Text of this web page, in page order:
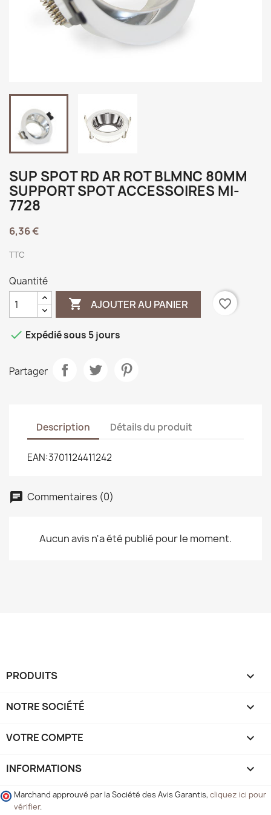
SUP SPOT RD AR ROT BLMNC 80MM
SUPPORT SPOT ACCESSOIRES MI-
7728
6,36 €
TTC
Quantité
 AJOUTER AU PANIER favorite_border
 Expédié sous 5 jours
Partager
Description Détails du produit
EAN:3701124411242
Commentaires (0)
Aucun avis n'a été publié pour le moment.
PRODUITS 
NOTRE SOCIÉTÉ 
VOTRE COMPTE 
INFORMATIONS keyboard_arrow_down
Marchand approuvé par la Société des Avis Garantis, cliquez ici pour
vérifier.